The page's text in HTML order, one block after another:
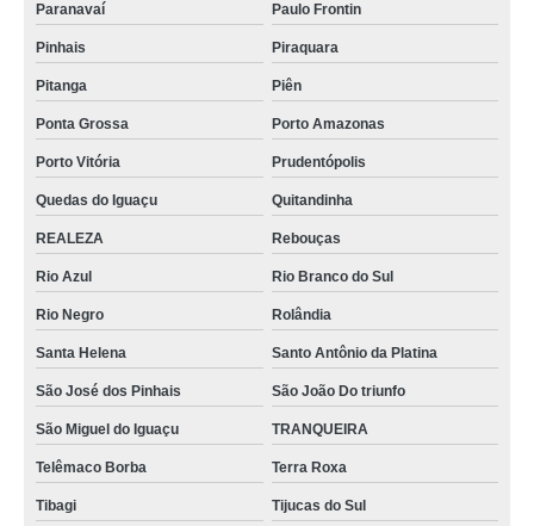
Paranavaí Paulo Frontin
Pinhais Piraquara
Pitanga Piên
Ponta Grossa Porto Amazonas
Porto Vitória Prudentópolis
Quedas do Iguaçu Quitandinha
REALEZA Rebouças
Rio Azul Rio Branco do Sul
Rio Negro Rolândia
Santa Helena Santo Antônio da Platina
São José dos Pinhais São João Do triunfo
São Miguel do Iguaçu TRANQUEIRA
Telêmaco Borba Terra Roxa
Tibagi Tijucas do Sul